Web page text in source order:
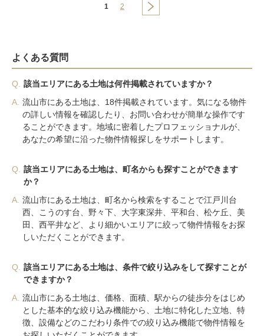
1 2
よくある質問
Q.
該当エリアにある土地は何件掲載されていますか？
A. 流山市にある土地は、18件掲載されています。気になる物件
の詳しい情報を確認したり、お問い合わせが簡単な操作です
ることができます。地域に密着したプロフェッショナルが、
あなたの希望に沿った物件情報探しをサポートします。
Q.
該当エリアにある土地は、町名からも探すことができます
か？
A. 流山市にある土地は、町名から検索をすることで江戸川台
西、こうのす台、野々下、大字東深井、平和台、松ケ丘、美
田、西平井など、より細かいエリアに絞って物件情報をお探
しいただくことができます。
Q.
該当エリアにある土地は、条件で絞り込みをして探すことが
できますか？
A. 流山市にある土地は、価格、面積、駅からの徒歩分をはじめ
とした基本的な絞り込み機能から、土地に特化した立地、特
徴、設備などのこだわり条件での絞り込み機能で物件情報を